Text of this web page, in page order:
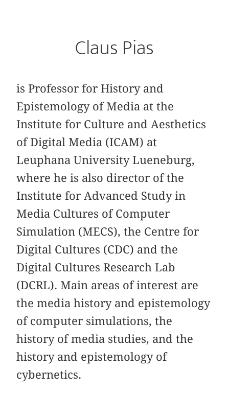
Claus Pias
is Professor for History and
Epistemology of Media at the
Institute for Culture and Aesthetics
of Digital Media (ICAM) at
Leuphana University Lueneburg,
where he is also director of the
Institute for Advanced Study in
Media Cultures of Computer
Simulation (MECS), the Centre for
Digital Cultures (CDC) and the
Digital Cultures Research Lab
(DCRL). Main areas of interest are
the media history and epistemology
of computer simulations, the
history of media studies, and the
history and epistemology of
cybernetics.